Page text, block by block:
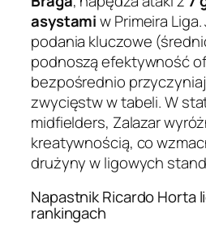
asystamiw Primeira
podania kluczowe
podnoszą efektywność
bezpośrednio
zwycięstw w tabeli. W
midfielders, Zalazar
kreatywnością, co
drużyny w ligowych
Napastnik Ricardo Horta
rankingach